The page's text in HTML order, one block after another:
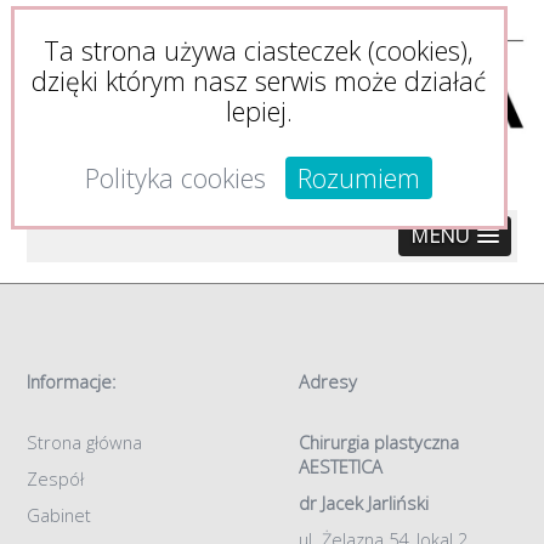
MENU
Informacje:
Strona główna
Zespół
Gabinet
Adresy
Chirurgia plastyczna
AESTETICA
dr Jacek Jarliński
Ta strona używa ciasteczek (cookies),
dzięki którym nasz serwis może działać
lepiej.
Polityka cookies
Rozumiem